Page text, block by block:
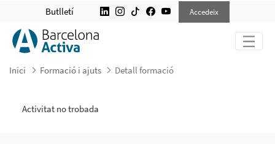
DETALL FORMACIÓ
Butlletí Accedeix
Inici Formació i ajuts Detall formació
Activitat no trobada